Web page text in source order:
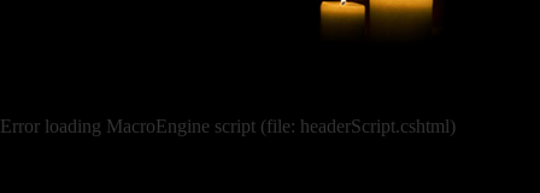
Error loading MacroEngine script (file: headerScript.cshtml)